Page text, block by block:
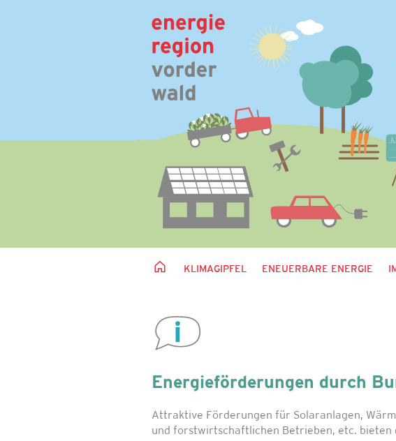
KLIMAGIPFEL ENEUERBARE ENERGIE
Energieförderungen durch
Attraktive Förderungen für Solaranlagen,
und forstwirtschaftlichen Betrieben, etc. bieten